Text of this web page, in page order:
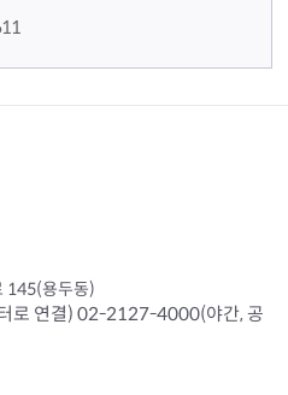
145(용두동)
연결) 02-2127-4000(야간, 공